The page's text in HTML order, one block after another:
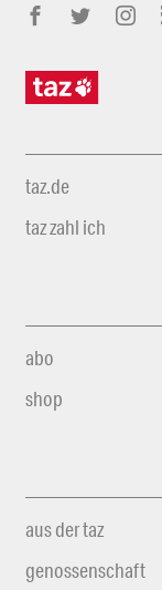
taz.de
taz zahl ich
abo
shop
aus der taz
genossenschaft